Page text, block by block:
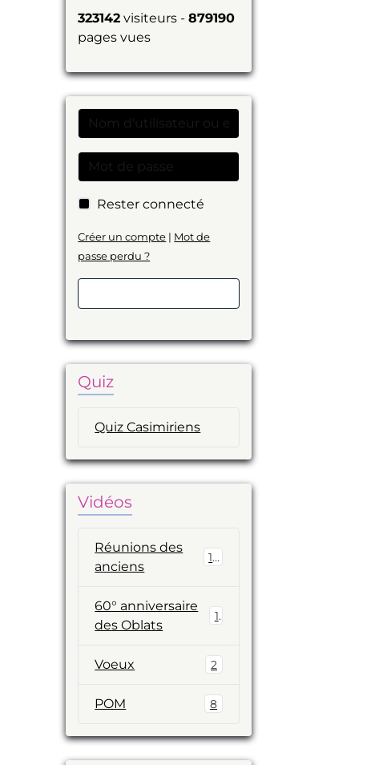
323142 visiteurs -879190
pages vues
Rester connecté
Créer un compte | Mot de
passe perdu ?
Quiz
Quiz Casimiriens
Vidéos
Réunions des
anciens
19
60° anniversaire
des Oblats
1
Voeux 2
POM 8